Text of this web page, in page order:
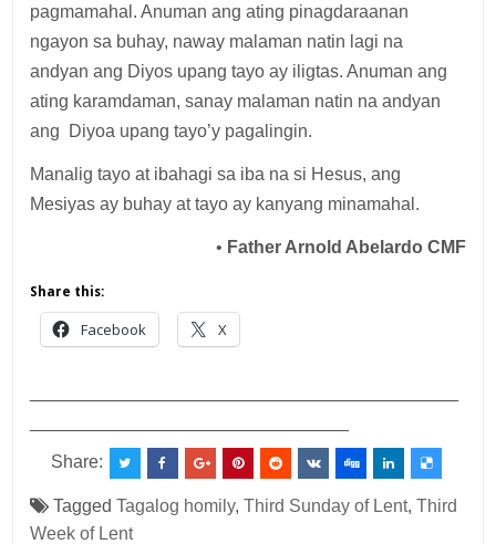
pagmamahal. Anuman ang ating pinagdaraanan
ngayon sa buhay, naway malaman natin lagi na
andyan ang Diyos upang tayo ay iligtas. Anuman ang
ating karamdaman, sanay malaman natin na andyan
ang Diyoa upang tayo’y pagalingin.
Manalig tayo at ibahagi sa iba na si Hesus, ang
Mesiyas ay buhay at tayo ay kanyang minamahal.
• Father Arnold Abelardo CMF
Share this:
Facebook X
Share:
TaggedTagalog homily,Third Sunday of Lent,Third
Week of Lent